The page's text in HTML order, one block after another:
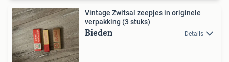
Vintage Zwitsal zeepjes in originele
verpakking (3 stuks)
Bieden Details